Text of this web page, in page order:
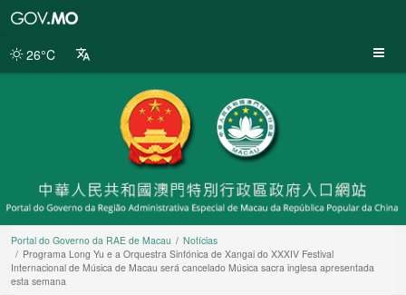
da
26°C
Portal do Governo da RAE de Macau
Notícias
Programa Long Yu e a Orquestra Sinfónica de Xangai do XXXIV Festival
Internacional de Música de Macau será cancelado Música sacra inglesa apresentada
esta semana